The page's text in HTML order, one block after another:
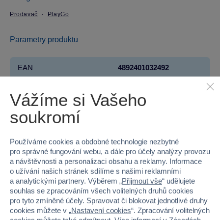
Prodavač PlayGo
Parametry produktu
EAN 4892401032492
Značka
Pohlaví HOLKA, KLUK
Materiál PLAST
Šířka 39.5
Vážíme si Vašeho
soukromí
Používáme cookies a obdobné technologie nezbytné
pro správné fungování webu, a dále pro účely analýzy provozu
a návštěvnosti a personalizaci obsahu a reklamy. Informace
o užívání našich stránek sdílíme s našimi reklamními
a analytickými partnery. Výběrem „Přijmout vše“ udělujete
souhlas se zpracováním všech volitelných druhů cookies
pro tyto zmíněné účely. Spravovat či blokovat jednotlivé druhy
cookies můžete v „Nastavení cookies“. Zpracování volitelných